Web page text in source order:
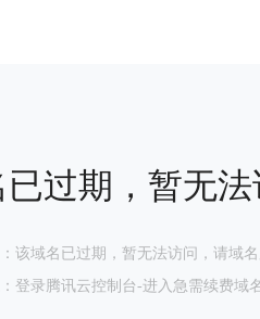
过期，暂无法
该域名已过期，暂无法访问，请域
登录腾讯云控制台-进入急需续费域